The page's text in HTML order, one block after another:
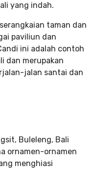
yang indah.
taman dan
paviliun dan
ini adalah contoh
dan merupakan
jalan santai dan
Buleleng, Bali
ornamen-ornamen
menghiasi